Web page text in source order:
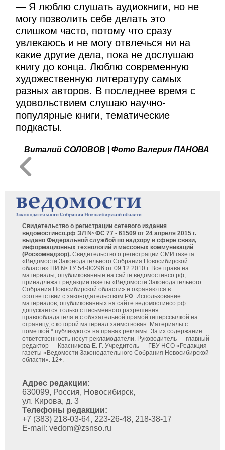
— Я люблю слушать аудиокниги, но не
могу позволить себе делать это
слишком часто, потому что сразу
увлекаюсь и не могу отвлечься ни на
какие другие дела, пока не дослушаю
книгу до конца. Люблю современную
художественную литературу самых
разных авторов. В последнее время с
удовольствием слушаю научно-
популярные книги, тематические
подкасты.
Виталий СОЛОВОВ | Фото Валерия ПАНОВА
Свидетельство о регистрации сетевого издания
ведомостинсо.рф ЭЛ № ФС 77 - 61509 от 24 апреля 2015 г.
выдано Федеральной службой по надзору в сфере связи,
информационных технологий и массовых коммуникаций
(Роскомнадзор). Свидетельство о регистрации СМИ газета
«Ведомости Законодательного Собрания Новосибирской
области» ПИ № ТУ 54-00296 от 09.12.2010 г. Все права на
материалы, опубликованные на сайте ведомостинсо.рф,
принадлежат редакции газеты «Ведомости Законодательного
Собрания Новосибирской области» и охраняются в
соответствии с законодательством РФ. Использование
материалов, опубликованных на сайте ведомостинсо.рф
допускается только с письменного разрешения
правообладателя и с обязательной прямой гиперссылкой на
страницу, с которой материал заимствован. Материалы с
пометкой * публикуются на правах рекламы. За их содержание
ответственность несут рекламодатели. Руководитель — главный
редактор — Квасникова Е. Г. Учредитель — ГБУ НСО «Редакция
газеты «Ведомости Законодательного Собрания Новосибирской
области». 12+.
Адрес редакции:
630099, Россия, Новосибирск,
ул. Кирова, д. 3
Телефоны редакции:
+7 (383) 218-03-64, 223-26-48, 218-38-17
E-mail: vedom@zsnso.ru